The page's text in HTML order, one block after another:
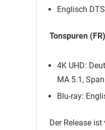
Englisch
Tonspuren (FR)
4K UHD:
MA 5.1,
Blu-ray:
Der Release